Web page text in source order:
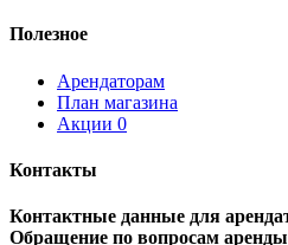
Полезное
Арендаторам
План магазина
Акции 0
Контакты
Контактные данные для
Обращение по вопросам